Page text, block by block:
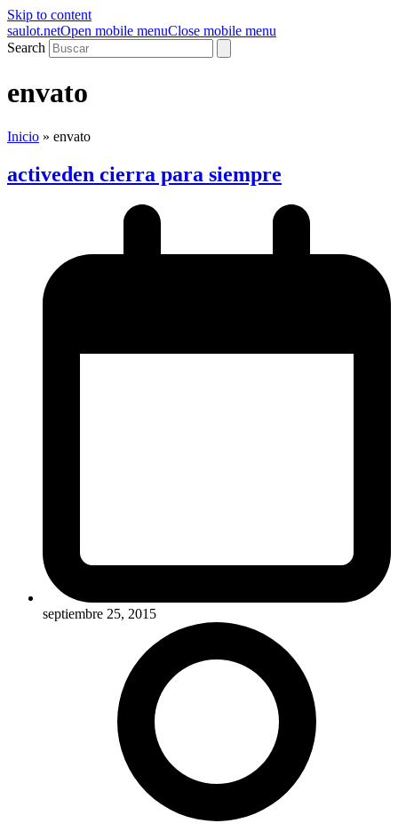
Skip to content
saulot.netOpen mobile menuClose mobile menu
Search
envato
Inicio » envato
activeden cierra para siempre
septiembre 25, 2015